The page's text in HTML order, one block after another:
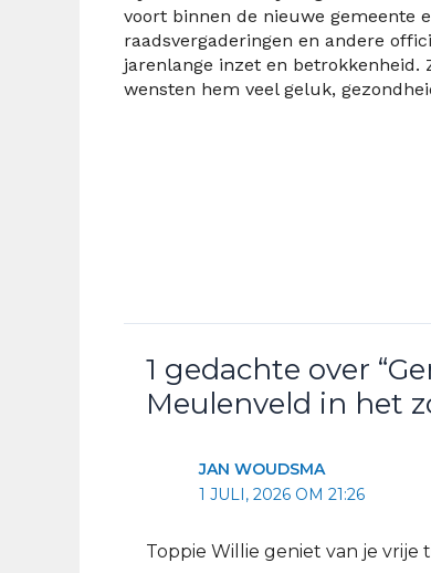
voort binnen de nieuwe gemeente
raadsvergaderingen en andere
jarenlange inzet en
wensten hem veel geluk,
1 gedachte over
Meulenveld in het
JAN WOUDSMA
1 JULI, 2026 OM 21:26
Toppie Willie geniet van je vrije